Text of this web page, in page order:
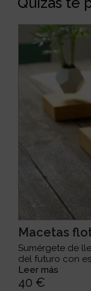
Macetas
Sumérgete de
del futuro con
Leer más
40 €